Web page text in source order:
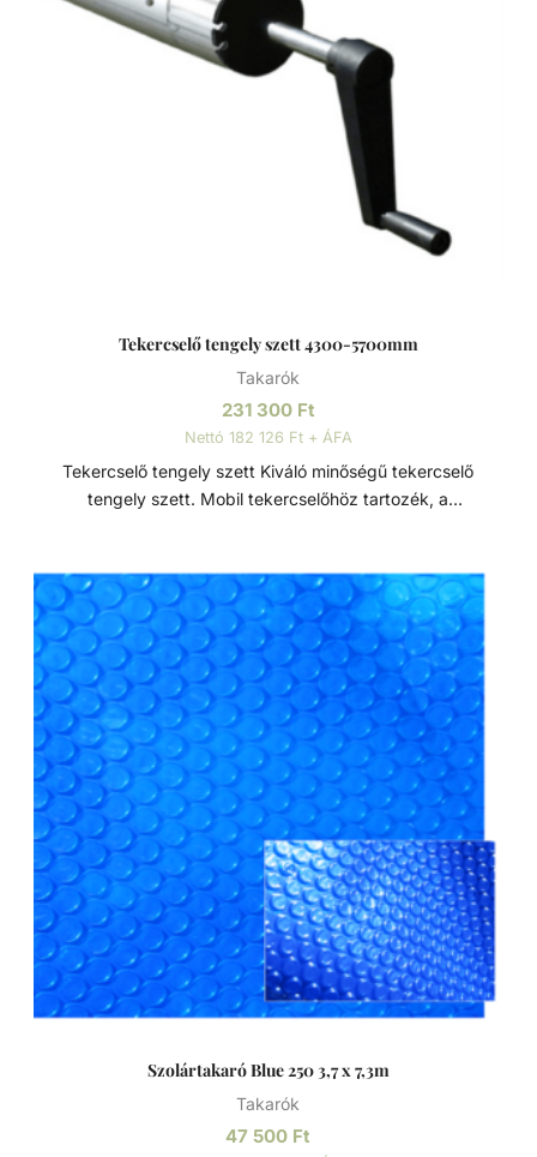
Tekercselő tengely szett 4300-5700mm
Takarók
231 300 Ft
Nettó 182 126 Ft + ÁFA
Tekercselő tengely szett Kiváló minőségű tekercselő
tengely szett. Mobil tekercselőhöz tartozék, a
5700mm
Szolártakaró Blue 250 3,7 x 7,3m
Takarók
47 500 Ft